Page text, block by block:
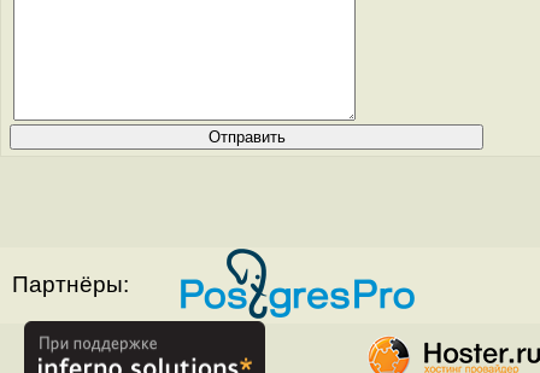
Партнёры: